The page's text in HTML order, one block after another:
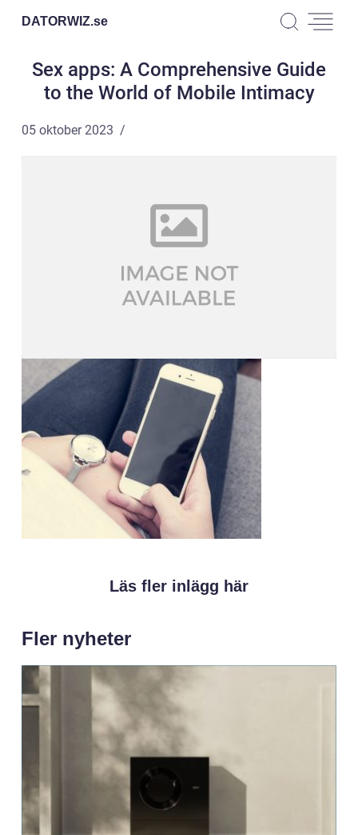
DATORWIZ.se
Sex apps: A Comprehensive Guide
to the World of Mobile Intimacy
05 oktober 2023
Läs fler inlägg här
Fler nyheter